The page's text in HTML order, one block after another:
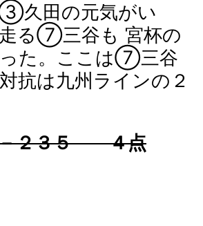
③久田の元気がい
る⑦三谷も 宮杯の
た。ここは⑦三谷
抗は九州ラインの２
－２３５ ４点